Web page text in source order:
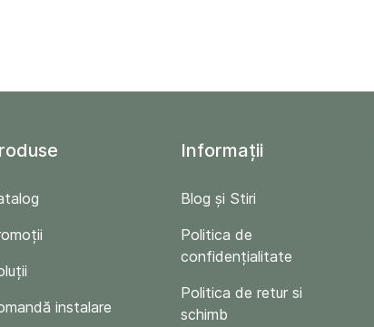
instalare
Informații
Blog și Stiri
Politica de
confidențialitate
Politica de retur si
schimb